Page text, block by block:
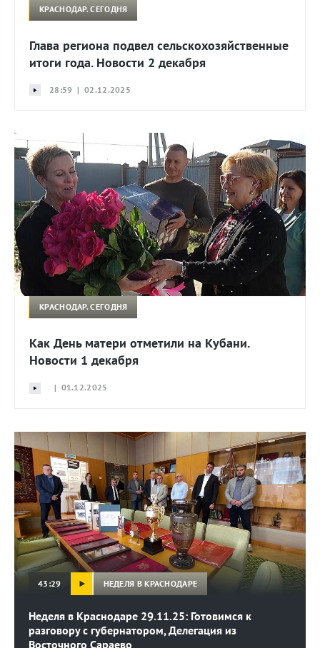
КРАСНОДАР. СЕГОДНЯ
Глава региона подвел сельскохозяйственные
итоги года. Новости 2 декабря
28:59 | 02.12.2025
КРАСНОДАР. СЕГОДНЯ
Как День матери отметили на Кубани.
Новости 1 декабря
| 01.12.2025
Неделя в Краснодаре 29.11.25: Готовимся к
разговору с губернатором, Делегация из
Восточного Сараево
43:29 НЕДЕЛЯ В КРАСНОДАРЕ